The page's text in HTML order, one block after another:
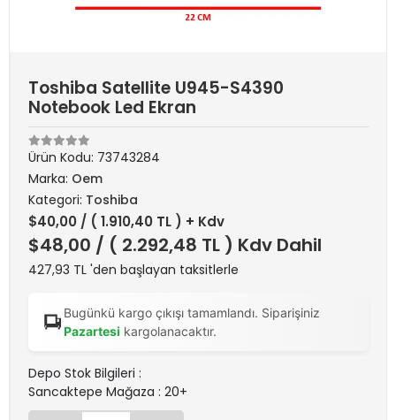
Toshiba Satellite U945-S4390
Notebook Led Ekran
Ürün Kodu: 73743284
Marka: Oem
Kategori: Toshiba
$40,00 / ( 1.910,40 TL ) + Kdv
$48,00 / ( 2.292,48 TL ) Kdv Dahil
427,93 TL 'den başlayan taksitlerle
Bugünkü kargo çıkışı tamamlandı. Siparişiniz
Pazartesi kargolanacaktır.
Depo Stok Bilgileri :
Sancaktepe Mağaza : 20+